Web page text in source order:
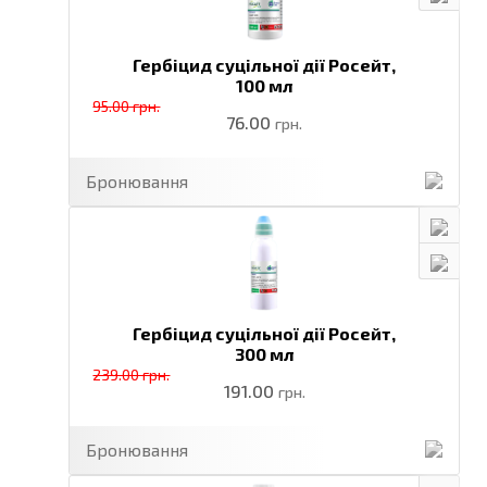
Гербіцид суцільної дії Росейт,
100 мл
76.00 грн.
95.00 грн.
Бронювання
Гербіцид суцільної дії Росейт,
300 мл
191.00 грн.
239.00 грн.
Бронювання